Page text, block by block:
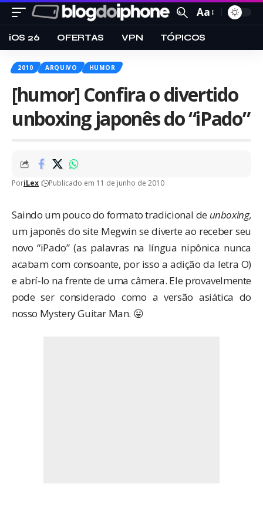
Aa
iOS 26 OFERTAS VPN TÓPICOS
2010 ARQUIVO HUMOR
[humor] Confira o divertido
unboxing japonês do “iPado”
PoriLex Publicado em 11 de junho de 2010
Saindo um pouco do formato tradicional de unboxing,
um japonês do site Megwinse diverte ao receber seu
novo “iPado” (as palavras na língua nipônica nunca
acabam com consoante, por isso a adição da letra O)
e abrí-lo na frente de uma câmera. Ele provavelmente
pode ser considerado como a versão asiática do
nosso Mystery Guitar Man. 😛